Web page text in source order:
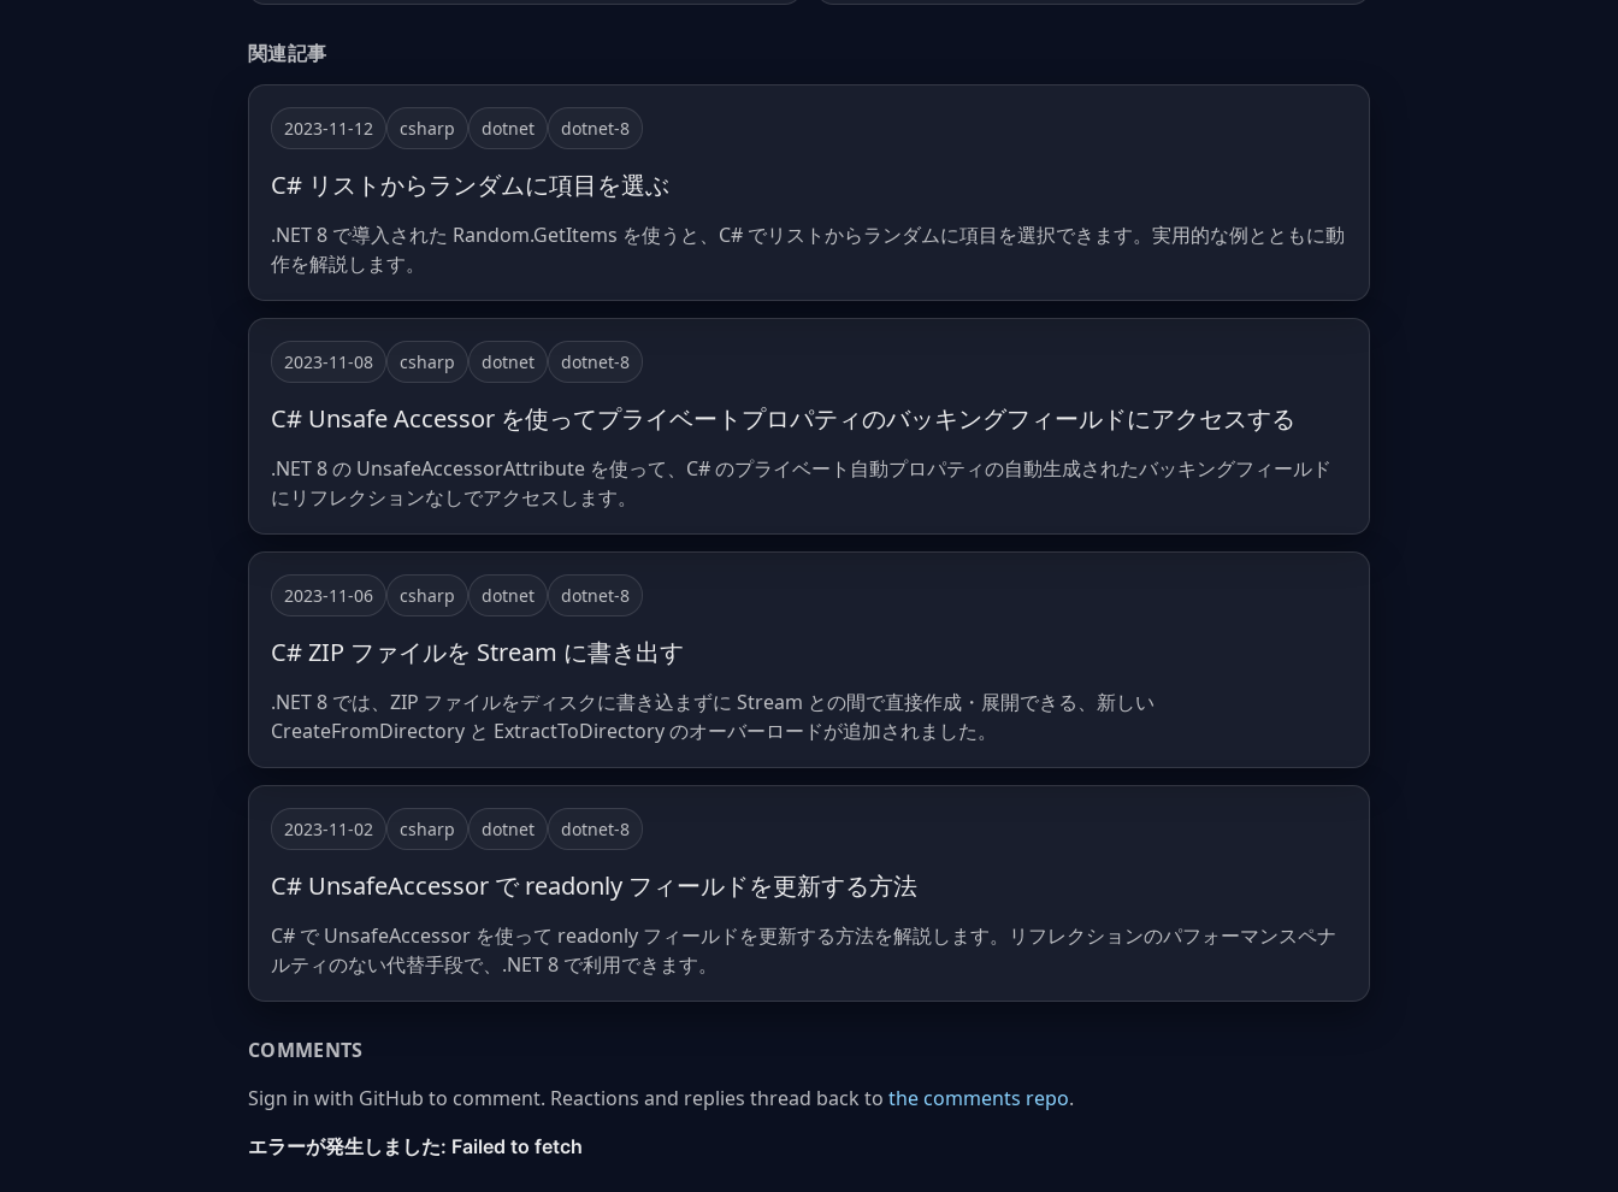
関連記事
2023-11-12 csharp dotnet dotnet-8
C# リストからランダムに項目を選ぶ
.NET 8 で導入された Random.GetItems を使うと、C# でリストからランダムに項目を選択できます。実用的な例とともに動
作を解説します。
2023-11-08 csharp dotnet dotnet-8
C# Unsafe Accessor を使ってプライベートプロパティのバッキングフィールドにアクセスする
.NET 8 の UnsafeAccessorAttribute を使って、C# のプライベート自動プロパティの自動生成されたバッキングフィールド
にリフレクションなしでアクセスします。
2023-11-06 csharp dotnet dotnet-8
C# ZIP ファイルを Stream に書き出す
.NET 8 では、ZIP ファイルをディスクに書き込まずに Stream との間で直接作成・展開できる、新しい
CreateFromDirectory と ExtractToDirectory のオーバーロードが追加されました。
2023-11-02 csharp dotnet dotnet-8
C# UnsafeAccessor で readonly フィールドを更新する方法
C# で UnsafeAccessor を使って readonly フィールドを更新する方法を解説します。リフレクションのパフォーマンスペナ
ルティのない代替手段で、.NET 8 で利用できます。
COMMENTS
Sign in with GitHub to comment. Reactions and replies thread back to the comments repo.